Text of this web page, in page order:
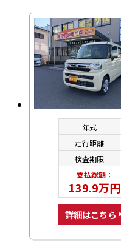
年式
走行距離
検査期限
支払総額：
139.9万円
詳細はこちら